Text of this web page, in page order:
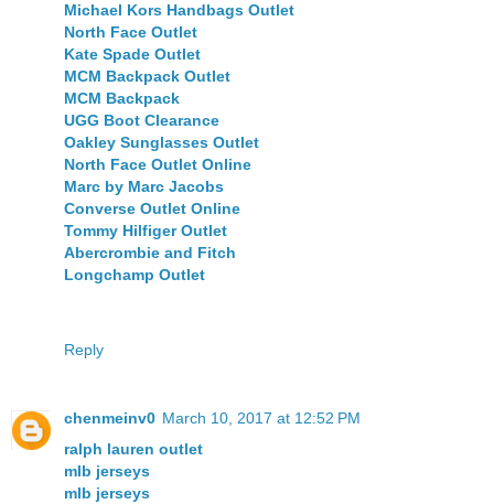
Michael Kors Handbags Outlet
North Face Outlet
Kate Spade Outlet
MCM Backpack Outlet
MCM Backpack
UGG Boot Clearance
Oakley Sunglasses Outlet
North Face Outlet Online
Marc by Marc Jacobs
Converse Outlet Online
Tommy Hilfiger Outlet
Abercrombie and Fitch
Longchamp Outlet
Reply
chenmeinv0 March 10, 2017 at 12:52 PM
ralph lauren outlet
mlb jerseys
mlb jerseys